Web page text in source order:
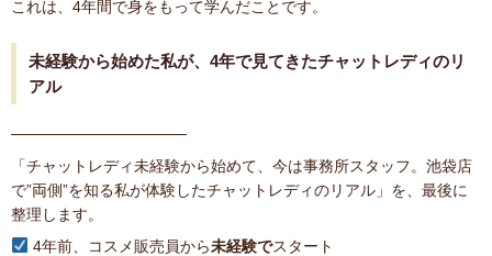
これは、4年間で身をもって学んだことです。
未経験から始めた私が、4年で見てきたチャットレディのリ
アル
────────────────
「チャットレディ未経験から始めて、今は事務所スタッフ。池袋店
で”両側”を知る私が体験したチャットレディのリアル」を、最後に
整理します。
4年前、コスメ販売員から未経験でスタート